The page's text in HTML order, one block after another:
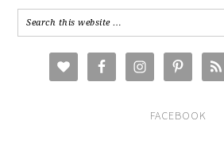
FACEBOOK